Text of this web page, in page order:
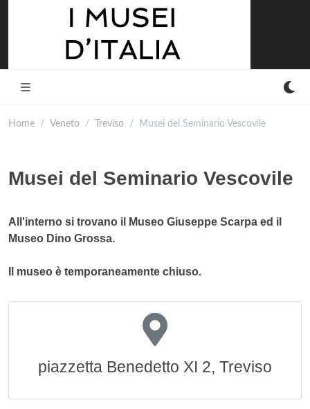
Home Veneto Treviso Musei del Seminario Vescovile
Musei del Seminario Vescovile
All'interno si trovano il Museo Giuseppe Scarpa ed il
Museo Dino Grossa.
Il museo è temporaneamente chiuso.
piazzetta Benedetto XI 2, Treviso